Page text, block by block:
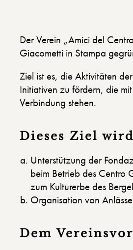
Der Verein „Amici del
Giacometti in Stampa
Ziel ist es, die Aktivitäten
Initiativen zu fördern, die
Verbindung stehen.
Dieses Ziel
Unterstützung der
beim Betrieb des Centro
zum Kulturerbe des
Organisation von
Dem